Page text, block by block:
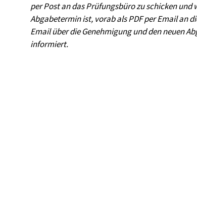
per Post an das Prüfungsbüro zu schicken und
Abgabetermin ist, vorab als PDF per Email an
Email über die Genehmigung und den neuen
informiert.